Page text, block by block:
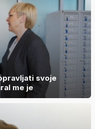
svoje
me je